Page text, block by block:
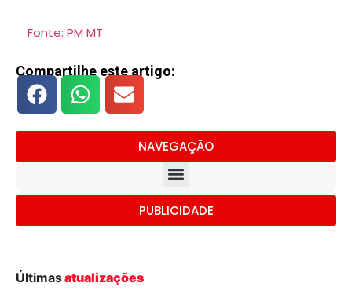
Fonte: PM MT
Compartilhe este artigo:
NAVEGAÇÃO
PUBLICIDADE
Últimasatualizações